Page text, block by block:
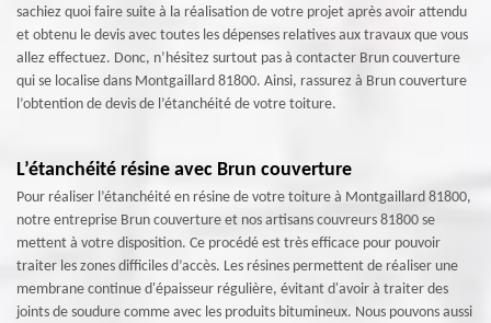
sachiez quoi faire suite à la réalisation de votre projet après avoir attendu
et obtenu le devis avec toutes les dépenses relatives aux travaux que vous
allez effectuez. Donc, n’hésitez surtout pas à contacter Brun couverture
qui se localise dans Montgaillard 81800. Ainsi, rassurez à Brun couverture
l’obtention de devis de l’étanchéité de votre toiture.
L’étanchéité résine avec Brun couverture
Pour réaliser l’étanchéité en résine de votre toiture à Montgaillard 81800,
notre entreprise Brun couverture et nos artisans couvreurs 81800 se
mettent à votre disposition. Ce procédé est très efficace pour pouvoir
traiter les zones difficiles d’accès. Les résines permettent de réaliser une
membrane continue d'épaisseur régulière, évitant d'avoir à traiter des
joints de soudure comme avec les produits bitumineux. Nous pouvons aussi